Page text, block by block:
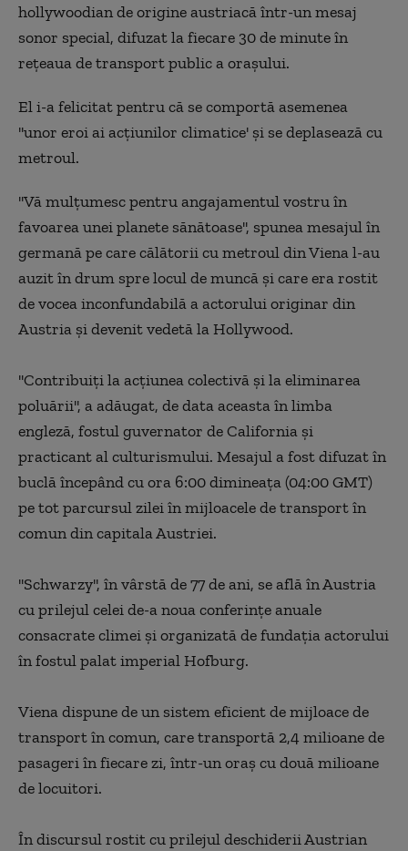
hollywoodian de origine austriacă într-un mesaj
sonor special, difuzat la fiecare 30 de minute în
rețeaua de transport public a orașului.
El i-a felicitat pentru că se comportă asemenea
''unor eroi ai acțiunilor climatice' şi se deplasează cu
metroul.
''Vă mulţumesc pentru angajamentul vostru în
favoarea unei planete sănătoase'', spunea mesajul în
germană pe care călătorii cu metroul din Viena l-au
auzit în drum spre locul de muncă şi care era rostit
de vocea inconfundabilă a actorului originar din
Austria şi devenit vedetă la Hollywood.
''Contribuiţi la acţiunea colectivă şi la eliminarea
poluării'', a adăugat, de data aceasta în limba
engleză, fostul guvernator de California şi
practicant al culturismului. Mesajul a fost difuzat în
buclă începând cu ora 6:00 dimineaţa (04:00 GMT)
pe tot parcursul zilei în mijloacele de transport în
comun din capitala Austriei.
''Schwarzy'', în vârstă de 77 de ani, se află în Austria
cu prilejul celei de-a noua conferinţe anuale
consacrate climei şi organizată de fundaţia actorului
în fostul palat imperial Hofburg.
Viena dispune de un sistem eficient de mijloace de
transport în comun, care transportă 2,4 milioane de
pasageri în fiecare zi, într-un oraş cu două milioane
de locuitori.
În discursul rostit cu prilejul deschiderii Austrian